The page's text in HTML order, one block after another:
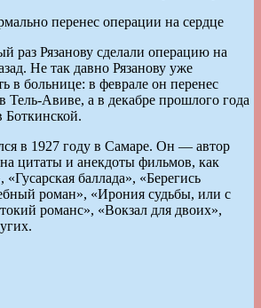
раз Рязанову сделали операцию на
Не так давно Рязанову уже
в больнице: в феврале он перенес
Авиве, а в декабре прошлого года
Боткинской.
в 1927 году в Самаре. Он — автор
цитаты и анекдоты фильмов, как
баллада», «Берегись
роман», «Ирония судьбы, или с
романс», «Вокзал для двоих»,